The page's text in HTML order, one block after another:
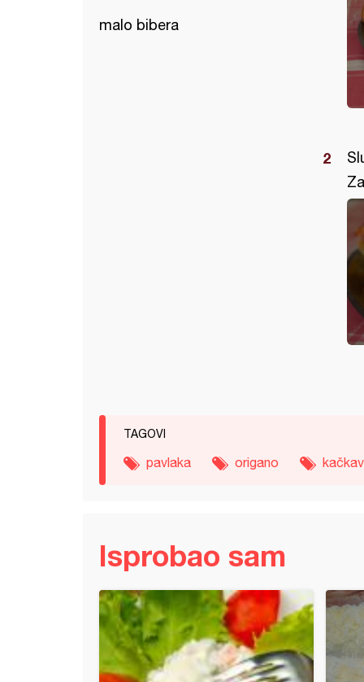
malo bibera
TAGOVI
pavlaka origano
Isprobao sam